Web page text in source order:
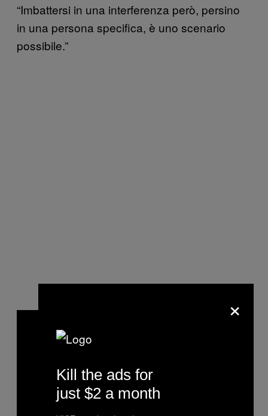
“Imbattersi in una interferenza però, persino
in una persona specifica, è uno scenario
possibile.”
×
Kill the ads for
just $2 a month